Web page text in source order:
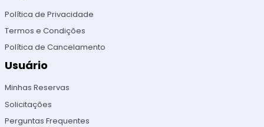
Política de Privacidade
Termos e Condições
Política de Cancelamento
Usuário
Minhas Reservas
Solicitações
Perguntas Frequentes